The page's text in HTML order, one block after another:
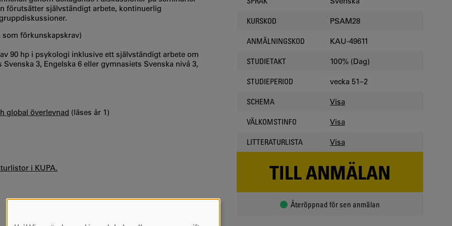
förutsätter självständigt arbete, kontinuerlig
förkunskapskrav)
90 hp i psykologi inklusive ett självständigt arbete om
3, Engelska 6 eller gymnasiets Svenska nivå 3,
global överlevnad (läses år 1)
i KUPA.
KURSKOD PSAM28
ANMÄLNINGSKOD KAU-49611
STUDIETAKT 100% (Dag)
STUDIEPERIOD vecka 51–2
SCHEMA Visa
VÄLKOMSTINFO Visa
LITTERATURLISTA Visa
TILL ANMÄLAN
Återöppnad för sen anmälan